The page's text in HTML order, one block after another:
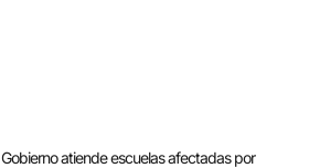
Gobierno atiende escuelas afectadas por